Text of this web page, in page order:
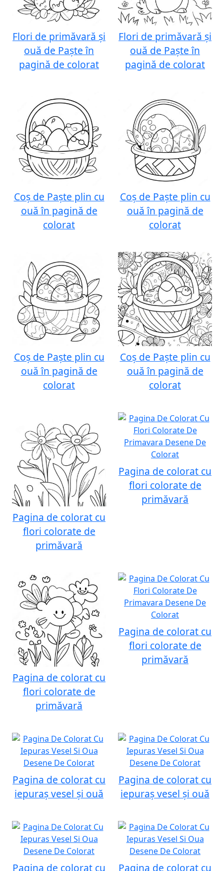
Flori de primăvară și
ouă de Paște în
pagină de colorat
Flori de primăvară și
ouă de Paște în
pagină de colorat
Coș de Paște plin cu
ouă în pagină de
colorat
Coș de Paște plin cu
ouă în pagină de
colorat
Coș de Paște plin cu
ouă în pagină de
colorat
Coș de Paște plin cu
ouă în pagină de
colorat
Pagina de colorat cu
flori colorate de
primăvară
Pagina de colorat cu
flori colorate de
primăvară
Pagina de colorat cu
flori colorate de
primăvară
Pagina de colorat cu
flori colorate de
primăvară
Pagina de colorat cu
iepuraș vesel și ouă
Pagina de colorat cu
iepuraș vesel și ouă
Pagina de colorat cu Pagina de colorat cu